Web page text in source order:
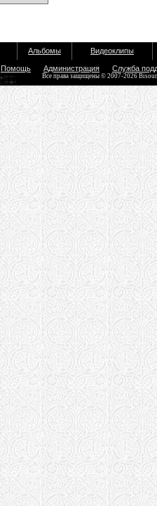
Альбомы Видеоклипы
Помощь Администрация Служба
Все права защищены © 2007-2026